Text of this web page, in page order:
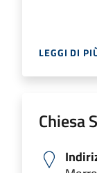
LEGGI DI
Chiesa